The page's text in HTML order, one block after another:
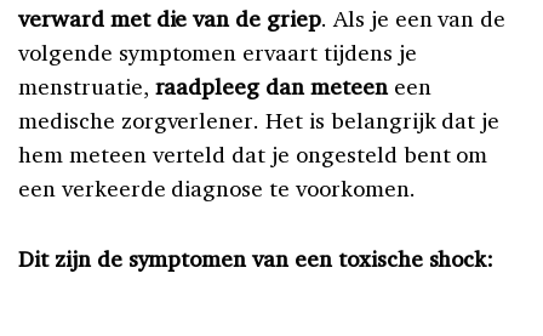
verward met die van de griep. Als je een van de
volgende symptomen ervaart tijdens je
menstruatie, raadpleeg dan meteen een
medische zorgverlener. Het is belangrijk dat je
hem meteen verteld dat je ongesteld bent om
een verkeerde diagnose te voorkomen.
Dit zijn de symptomen van een toxische shock: